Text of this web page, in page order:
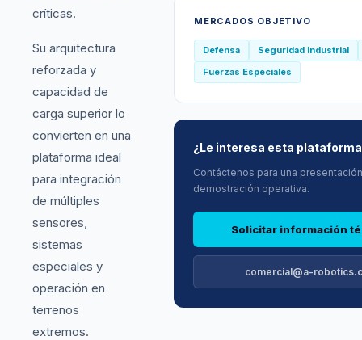
críticas.
Su arquitectura
reforzada y
capacidad de
carga superior lo
convierten en una
plataforma ideal
para integración
de múltiples
sensores,
sistemas
especiales y
operación en
terrenos
extremos.
MERCADOS OBJETIVO
Defensa
Seguridad Industrial
Fuerzas Especiales
¿Le interesa esta
Contáctenos para una
demostración operativa.
Solicitar información
comercial@a-